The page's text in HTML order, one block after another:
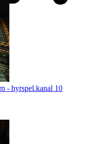
- hyrspel.kanal 10